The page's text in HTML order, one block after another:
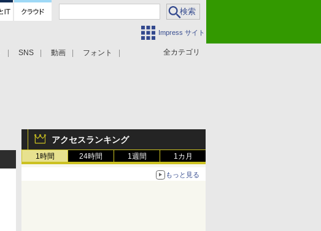
Impress サイト
全カテゴリ
SNS 動画 フォント
アクセスランキング
1時間 24時間 1週間 1カ月
もっと見る